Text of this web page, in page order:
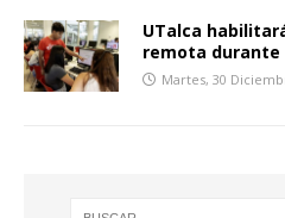
UTalca
remota durante
Martes, 30